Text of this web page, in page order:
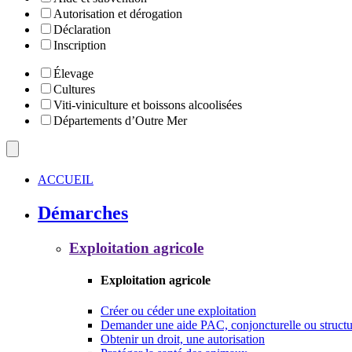
Autorisation et dérogation
Déclaration
Inscription
Élevage
Cultures
Viti-viniculture et boissons alcoolisées
Départements d’Outre Mer
ACCUEIL
Démarches
Exploitation agricole
Exploitation agricole
Créer ou céder une exploitation
Demander une aide PAC, conjoncturelle ou
Obtenir un droit, une autorisation